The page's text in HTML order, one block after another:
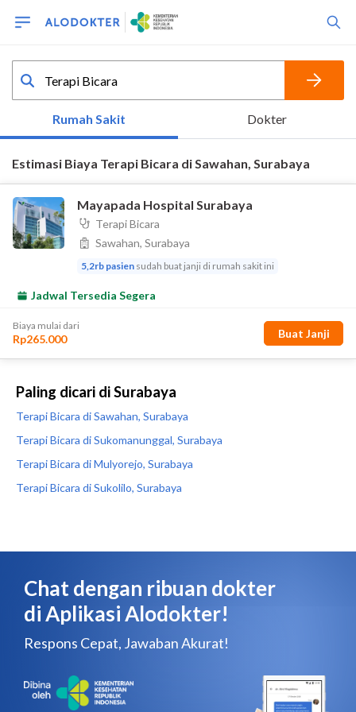
Paling dicari di Surabaya
Terapi Bicara di Sawahan, Surabaya
Terapi Bicara di Sukomanunggal, Surabaya
Terapi Bicara di Mulyorejo, Surabaya
Terapi Bicara di Sukolilo, Surabaya